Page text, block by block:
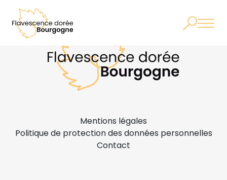
Mentions légales
Politique de protection des données personnelles
Contact